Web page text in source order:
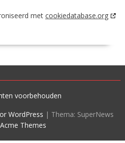
met cookiedatabase.org
voorbehouden
WordPress | Thema: SuperNews
Acme Themes